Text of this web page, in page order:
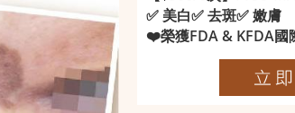
✅ 美白✅ 去斑✅ 嫩膚
❤️榮獲FDA & KFDA國